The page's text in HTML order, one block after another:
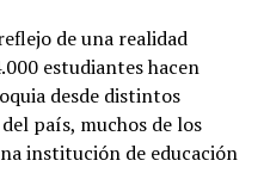
de una realidad
estudiantes hacen
desde distintos
país, muchos de los
institución de educación